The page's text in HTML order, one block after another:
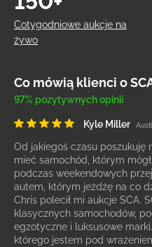
Cotygodniowe aukcje na
żywo
Co mówią klienci o
97% pozytywnych opinii
Kyle Miller
Od jakiegoś czasu poszukuję
mieć samochód, którym
podczas weekendowych
autem, którym jeżdżę na co
Chris polecił mi aukcje SCA.
klasycznych samochodów,
egzotyczne i luksusowe
którego jestem pod